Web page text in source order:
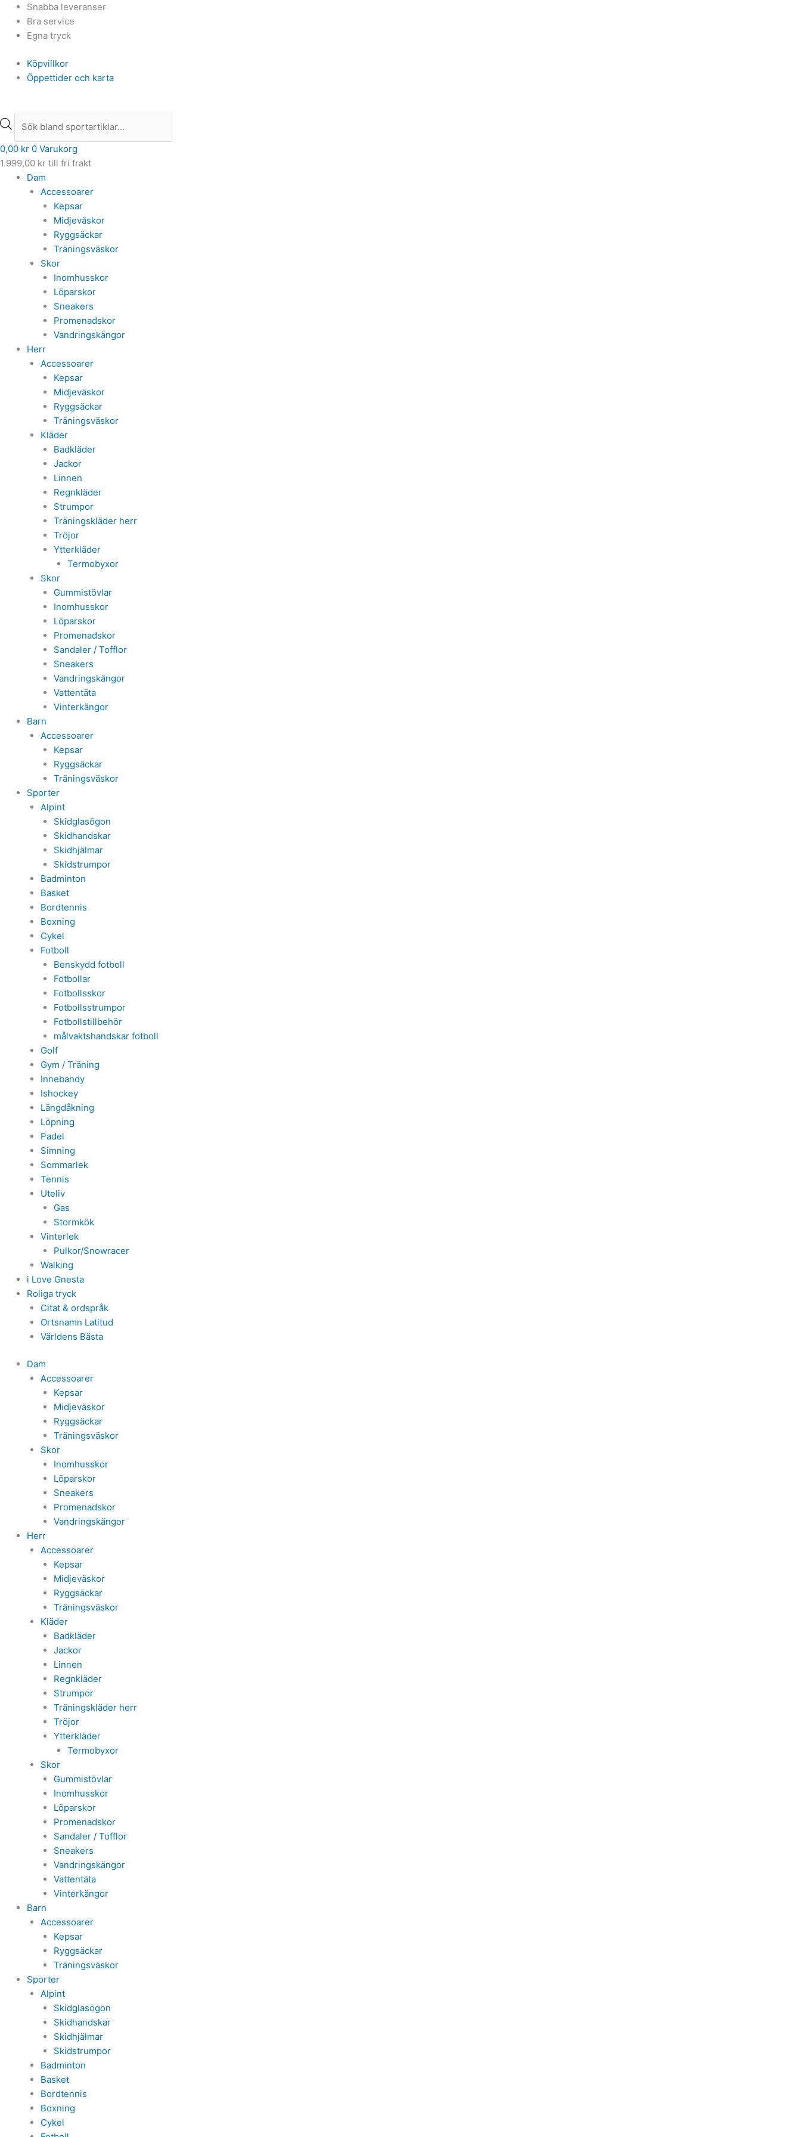
Hoppa
innehåll
Snabba leveranser
Bra service
Egna tryck
Köpvillkor
Öppettider och karta
Products
search
0,00 kr 0 Varukorg
1.999,00 kr till fri frakt
Dam
Accessoarer
Kepsar
Midjeväskor
Ryggsäckar
Träningsväskor
Skor
Inomhusskor
Löparskor
Sneakers
Promenadskor
Vandringskängor
Herr
Accessoarer
Kepsar
Midjeväskor
Ryggsäckar
Träningsväskor
Kläder
Badkläder
Jackor
Linnen
Regnkläder
Strumpor
Träningskläder herr
Tröjor
Ytterkläder
Termobyxor
Skor
Gummistövlar
Inomhusskor
Löparskor
Promenadskor
Sandaler / Tofflor
Sneakers
Vandringskängor
Vattentäta
Vinterkängor
Barn
Accessoarer
Kepsar
Ryggsäckar
Träningsväskor
Sporter
Alpint
Skidglasögon
Skidhandskar
Skidhjälmar
Skidstrumpor
Badminton
Basket
Bordtennis
Boxning
Cykel
Fotboll
Benskydd fotboll
Fotbollar
Fotbollsskor
Fotbollsstrumpor
Fotbollstillbehör
målvaktshandskar fotboll
Golf
Gym / Träning
Innebandy
Ishockey
Längdåkning
Löpning
Padel
Simning
Sommarlek
Tennis
Uteliv
Gas
Stormkök
Vinterlek
Pulkor/Snowracer
Walking
i Love Gnesta
Roliga tryck
Citat & ordspråk
Ortsnamn Latitud
Världens Bästa
Dam
Accessoarer
Kepsar
Midjeväskor
Ryggsäckar
Träningsväskor
Skor
Inomhusskor
Löparskor
Sneakers
Promenadskor
Vandringskängor
Herr
Accessoarer
Kepsar
Midjeväskor
Ryggsäckar
Träningsväskor
Kläder
Badkläder
Jackor
Linnen
Regnkläder
Strumpor
Träningskläder herr
Tröjor
Ytterkläder
Termobyxor
Skor
Gummistövlar
Inomhusskor
Löparskor
Promenadskor
Sandaler / Tofflor
Sneakers
Vandringskängor
Vattentäta
Vinterkängor
Barn
Accessoarer
Kepsar
Ryggsäckar
Träningsväskor
Sporter
Alpint
Skidglasögon
Skidhandskar
Skidhjälmar
Skidstrumpor
Badminton
Basket
Bordtennis
Boxning
Cykel
Products
search